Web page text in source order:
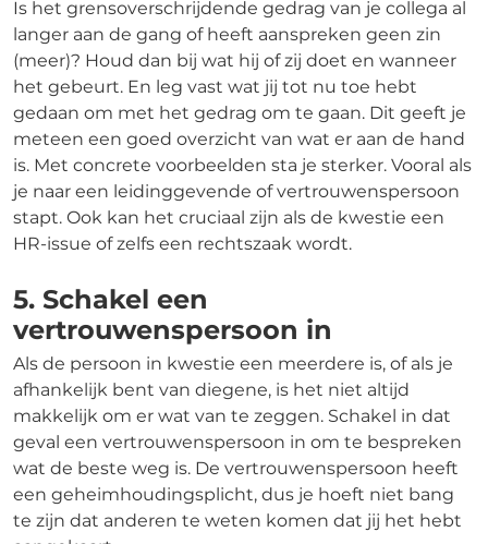
Is het grensoverschrijdende gedrag van je collega al
langer aan de gang of heeft aanspreken geen zin
(meer)? Houd dan bij wat hij of zij doet en wanneer
het gebeurt. En leg vast wat jij tot nu toe hebt
gedaan om met het gedrag om te gaan. Dit geeft je
meteen een goed overzicht van wat er aan de hand
is. Met concrete voorbeelden sta je sterker. Vooral als
je naar een leidinggevende of vertrouwenspersoon
stapt. Ook kan het cruciaal zijn als de kwestie een
HR-issue of zelfs een rechtszaak wordt.
5. Schakel een
vertrouwenspersoon in
Als de persoon in kwestie een meerdere is, of als je
afhankelijk bent van diegene, is het niet altijd
makkelijk om er wat van te zeggen. Schakel in dat
geval een vertrouwenspersoon in om te bespreken
wat de beste weg is. De vertrouwenspersoon heeft
een geheimhoudingsplicht, dus je hoeft niet bang
te zijn dat anderen te weten komen dat jij het hebt